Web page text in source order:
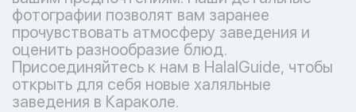
фотографии позволят вам заранее
прочувствовать атмосферу заведения и
оценить разнообразие блюд.
Присоединяйтесь к нам в HalalGuide, чтобы
открыть для себя новые халяльные
заведения в Караколе.